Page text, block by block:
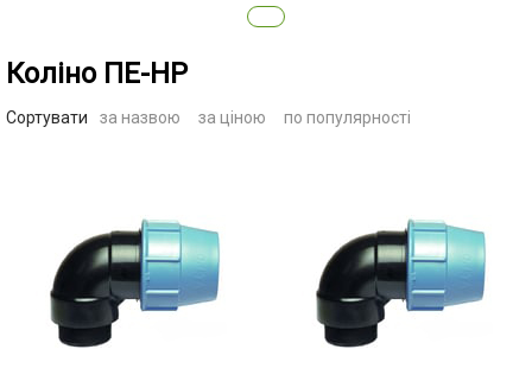
Коліно ПЕ-НР
Сортувати за назвою за ціною по популярності